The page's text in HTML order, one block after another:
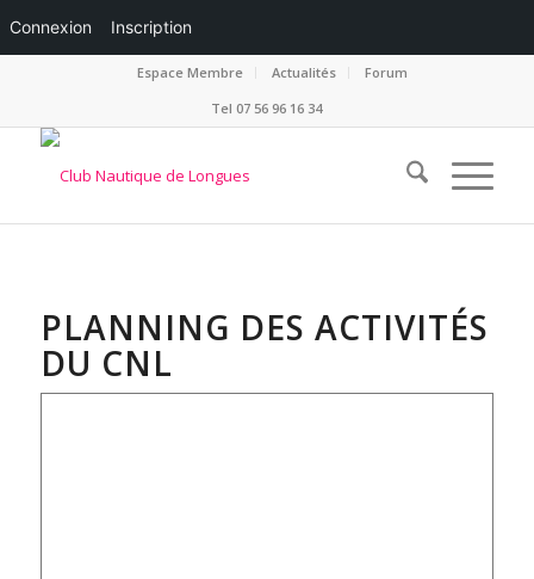
Connexion Inscription
Espace Membre Actualités
Forum
Tel 07 56 96 16 34
PLANNING DES ACTIVITÉS
DU CNL